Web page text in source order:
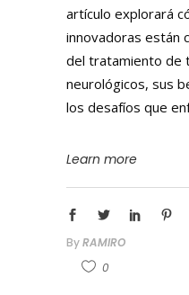
artículo explorará
innovadoras están
del tratamiento de
neurológicos, sus
los desafíos que
Learn more
ByRAMIRO
0